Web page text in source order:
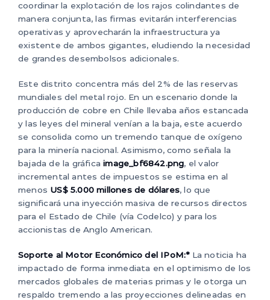
coordinar la explotación de los rajos colindantes de
manera conjunta, las firmas evitarán interferencias
operativas y aprovecharán la infraestructura ya
existente de ambos gigantes, eludiendo la necesidad
de grandes desembolsos adicionales.
Este distrito concentra más del 2% de las reservas
mundiales del metal rojo. En un escenario donde la
producción de cobre en Chile llevaba años estancada
y las leyes del mineral venían a la baja, este acuerdo
se consolida como un tremendo tanque de oxígeno
para la minería nacional. Asimismo, como señala la
bajada de la gráficaimage_bf6842.png, el valor
incremental antes de impuestos se estima en al
menos US$ 5.000 millones de dólares, lo que
significará una inyección masiva de recursos directos
para el Estado de Chile (vía Codelco) y para los
accionistas de Anglo American.
Soporte al Motor Económico del IPoM:*La noticia ha
impactado de forma inmediata en el optimismo de los
mercados globales de materias primas y le otorga un
respaldo tremendo a las proyecciones delineadas en